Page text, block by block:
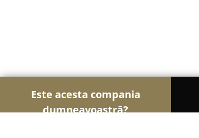
Este acesta compania
dumneavoastră?